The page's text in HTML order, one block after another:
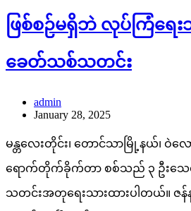
ဖြစ်စဉ်မရှိဘဲ လုပ်ကြံရေ
ခေတ်သစ်သတင်း
admin
January 28, 2025
မန္တလေးတိုင်း၊ တောင်သာမြို့နယ်၊ ဝဲ
ရောက်တိုက်ခိုက်တာ စစ်သည် ၃ ဦးသေ
သတင်းအတုရေးသားထားပါတယ်။ ဇ